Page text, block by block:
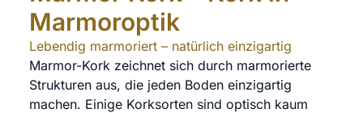
Marmoroptik
Lebendig marmoriert – natürlich einzigartig
Marmor-Kork zeichnet sich durch marmorierte
Strukturen aus, die jeden Boden einzigartig
machen. Einige Korksorten sind optisch kaum